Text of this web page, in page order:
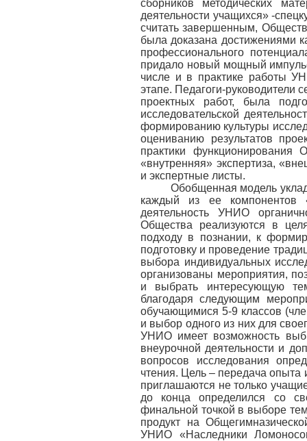
сборников методических
деятельности учащихся» -
считать завершенным,
была доказана достижениями
профессионального
придало новый мощный
числе и в практике работы
этапе. Педагоги-
проектных работ, была
исследовательской
формированию культуры
оцениванию результатов
практики функционирования
«внутренняя» экспертиза,
и экспертные листы.
Обобщенная модель уклада
каждый из ее компонентов
деятельность УНИО
Общества реализуются в
подходу в познании, к
подготовку и проведение
выбора индивидуальных
организованы мероприятия,
и выбрать интересующую
благодаря следующим
обучающимися 5-9 классов
и выбор одного из них для
УНИО имеет возможность
внеурочной деятельности и
вопросов исследования
чтения. Цель – передача опыта
приглашаются не только
до конца определился со
финальной точкой в выборе
продукт на
УНИО «Наследники